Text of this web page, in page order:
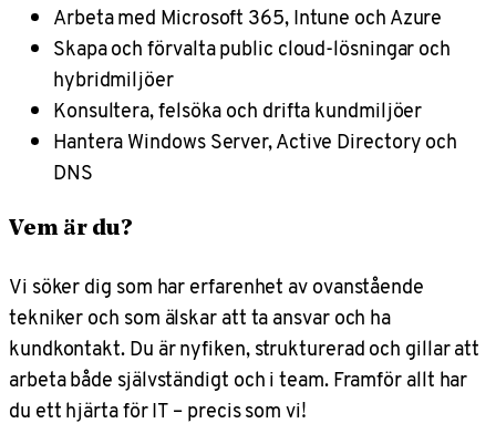
Arbeta med Microsoft 365, Intune och Azure
Skapa och förvalta public cloud-lösningar och
hybridmiljöer
Konsultera, felsöka och drifta kundmiljöer
Hantera Windows Server, Active Directory och
DNS
Vem är du?
Vi söker dig som har erfarenhet av ovanstående
tekniker och som älskar att ta ansvar och ha
kundkontakt. Du är nyfiken, strukturerad och gillar att
arbeta både självständigt och i team. Framför allt har
du ett hjärta för IT – precis som vi!